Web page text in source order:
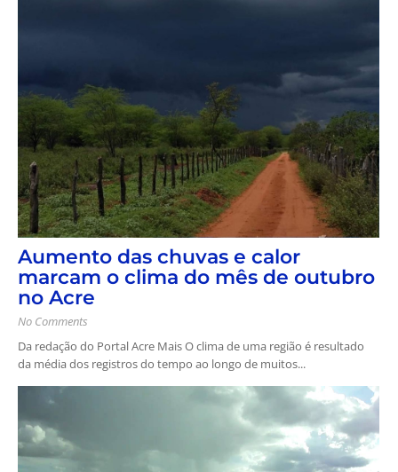
Aumento das chuvas e calor
marcam o clima do mês de outubro
no Acre
No Comments
Da redação do Portal Acre Mais O clima de uma região é resultado
da média dos registros do tempo ao longo de muitos...